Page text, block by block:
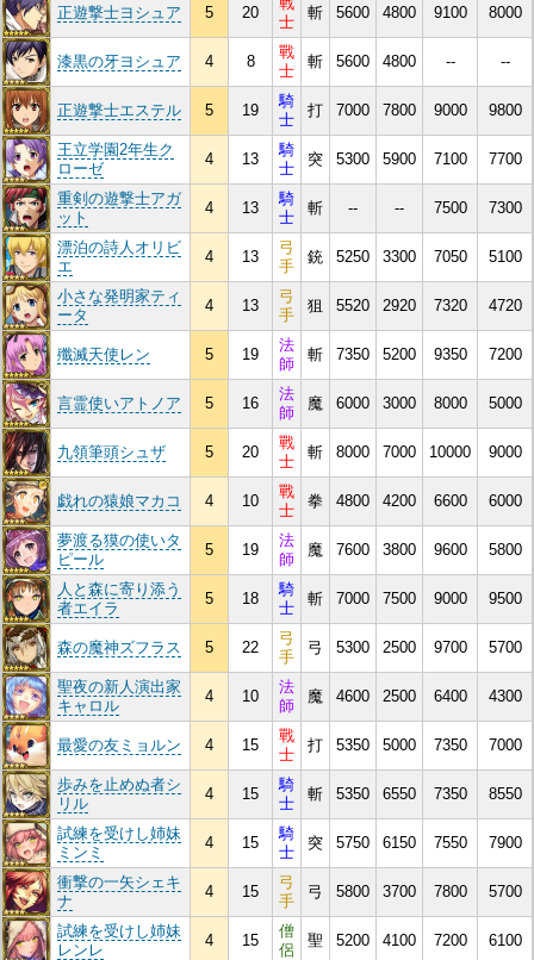
正遊撃士ヨシュア 5 20
士
斬 5600 4800 9100 8000
漆黒の牙ヨシュア 4 8
戰
士
斬 5600 4800 -- --
正遊撃士エステル 5 19
騎
士
打 7000 7800 9000 9800
王立学園2年生ク
ローゼ
4 13
騎
士
突 5300 5900 7100 7700
重剣の遊撃士アガ
ット
4 13
騎
士
斬 -- -- 7500 7300
漂泊の詩人オリビ
エ
4 13
弓
手
銃 5250 3300 7050 5100
小さな発明家ティ
ータ
4 13
弓
手
狙 5520 2920 7320 4720
殲滅天使レン 5 19
法
師
斬 7350 5200 9350 7200
言霊使いアトノア 5 16
法
師
魔 6000 3000 8000 5000
九領筆頭シュザ 5 20
戰
士
斬 8000 7000 10000 9000
戯れの猿娘マカコ 4 10
戰
士
拳 4800 4200 6600 6000
夢渡る獏の使いタ
ピール
5 19
法
師
魔 7600 3800 9600 5800
人と森に寄り添う
者エイラ
5 18
騎
士
斬 7000 7500 9000 9500
森の魔神ズフラス 5 22
弓
手
弓 5300 2500 9700 5700
聖夜の新人演出家
キャロル
4 10
法
師
魔 4600 2500 6400 4300
最愛の友ミョルン 4 15
戰
士
打 5350 5000 7350 7000
歩みを止めぬ者シ
リル
4 15
騎
士
斬 5350 6550 7350 8550
試練を受けし姉妹
ミンミ
4 15
騎
士
突 5750 6150 7550 7900
衝撃の一矢シェキ
ナ
4 15
弓
手
弓 5800 3700 7800 5700
試練を受けし姉妹
レンレ
4 15
僧
侶
聖 5200 4100 7200 6100